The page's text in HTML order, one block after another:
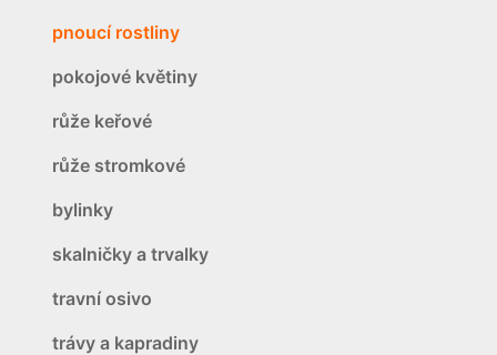
pnoucí rostliny
pokojové květiny
růže keřové
růže stromkové
bylinky
skalničky a trvalky
travní osivo
trávy a kapradiny